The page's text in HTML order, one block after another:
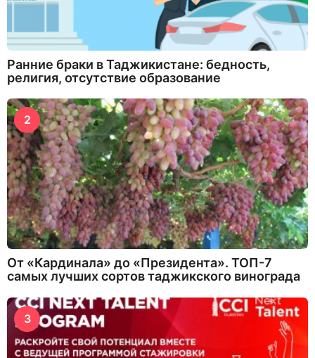
Ранние браки в Таджикистане: бедность,
религия, отсутствие образование
2
От «Кардинала» до «Президента». ТОП-7
самых лучших сортов таджикского винограда
3